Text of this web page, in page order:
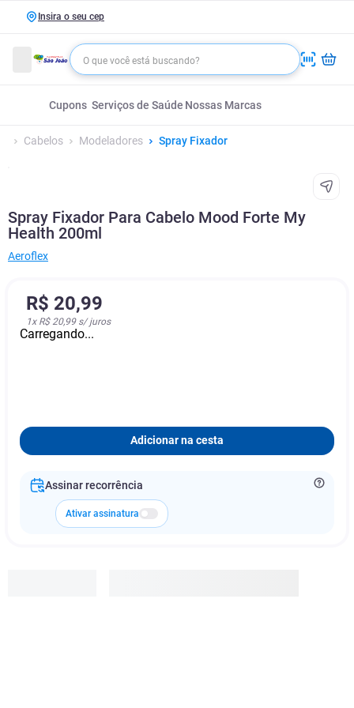
Insira o seu cep
Cupons Serviços de Saúde Nossas Marcas
Cabelos Modeladores Spray Fixador
Spray Fixador Para Cabelo Mood Forte My
Health 200ml
Aeroflex
R$ 20,99
1x R$ 20,99s/ juros
Carregando...
Adicionar na cesta
Assinar recorrência
Ativar assinatura